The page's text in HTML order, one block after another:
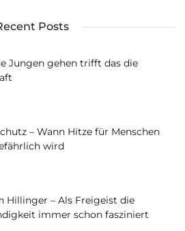
Posts
Jungen gehen trifft das die
– Wann Hitze für Menschen
wird
Hillinger – Als Freigeist die
immer schon fasziniert